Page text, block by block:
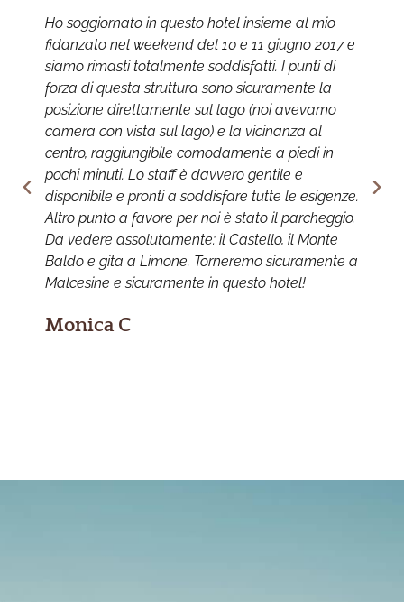
Ho soggiornato in questo hotel insieme al mio
fidanzato nel weekend del 10 e 11 giugno 2017 e
siamo rimasti totalmente soddisfatti. I punti di
forza di questa struttura sono sicuramente la
posizione direttamente sul lago (noi avevamo
camera con vista sul lago) e la vicinanza al
centro, raggiungibile comodamente a piedi in
pochi minuti. Lo staff è davvero gentile e
disponibile e pronti a soddisfare tutte le esigenze.
Altro punto a favore per noi è stato il parcheggio.
Da vedere assolutamente: il Castello, il Monte
Baldo e gita a Limone. Torneremo sicuramente a
Malcesine e sicuramente in questo hotel!
Monica C